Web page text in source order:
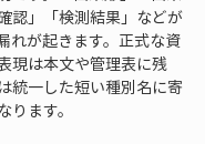
認」「検測結果」などが
れが起きます。正式な資
現は本文や管理表に残
統一した短い種別名に寄
ります。